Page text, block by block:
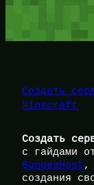
Создать
Minecraft
Создать
с гайдами
BungeeHost,
создания